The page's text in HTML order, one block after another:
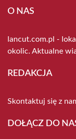
O NAS
lancut.com.pl -
okolic. Aktualne
REDAKCJA
Skontaktuj się z
DOŁĄCZ DO